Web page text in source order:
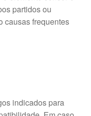
partidos ou
causas frequentes
indicados para